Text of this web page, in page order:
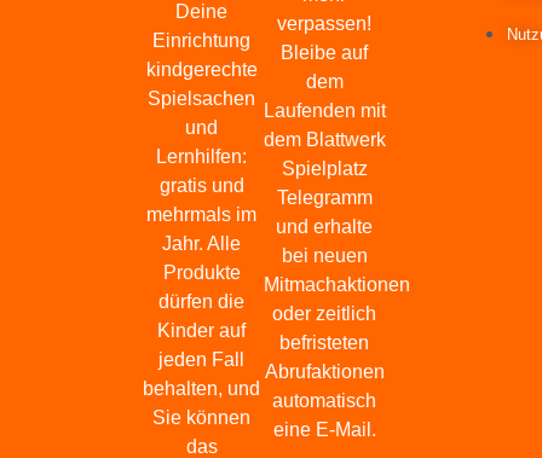
68
Bewertungen auf ProvenExpert.com
Blick aufs ProvenExpert-Profil werfen
Deine
Einrichtung
kindgerechte
Spielsachen
und
Lernhilfen:
gratis und
mehrmals im
Jahr. Alle
Produkte
dürfen die
Kinder auf
jeden Fall
behalten, und
Sie können
das
verpassen!
Bleibe auf
dem
Laufenden mit
dem Blattwerk
Spielplatz
Telegramm
und erhalte
bei neuen
Mitmachaktionen
oder zeitlich
befristeten
Abrufaktionen
automatisch
eine E-Mail.